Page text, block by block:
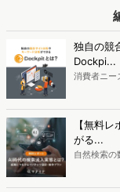
独自の競
Dockpi...
消費者ニー
で、競合
データを
消費者分
や活用方法
【無料
がる...
自然検索の
がページ